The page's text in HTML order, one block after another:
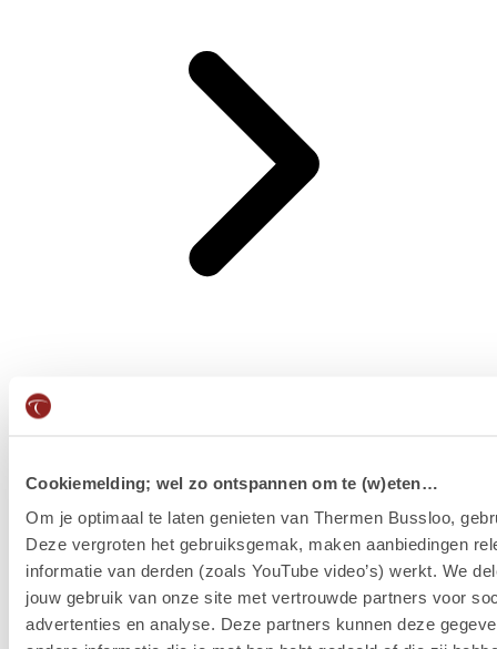
Cookiemelding; wel zo ontspannen om te (w)eten…
Om je optimaal te laten genieten van Thermen Bussloo,
Deze vergroten het gebruiksgemak, maken aanbiedingen
informatie van derden (zoals YouTube video’s) werkt. We
jouw gebruik van onze site met vertrouwde partners voor
advertenties en analyse. Deze partners kunnen deze
Chefkoch Kevin